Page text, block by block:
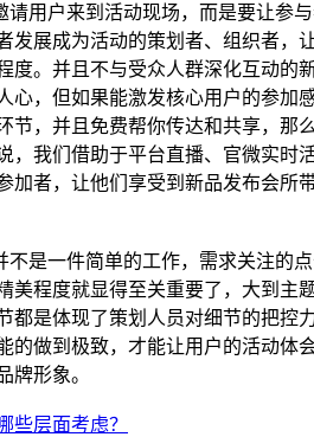
户来到活动现场，而是要让参与
发展成为活动的策划者、组织者，
度。并且不与受众人群深化互动的
心，但如果能激发核心用户的参加
节，并且免费帮你传达和共享，那
，我们借助于平台直播、官微实时
加者，让他们享受到新品发布会所
一件简单的工作，需求关注的点
美程度就显得至关重要了，大到主
都是体现了策划人员对细节的把控
的做到极致，才能让用户的活动体
牌形象。
些层面考虑？